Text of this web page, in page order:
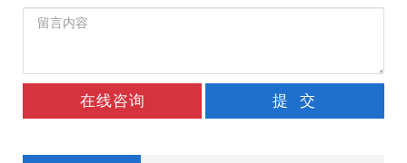
在线咨询 提 交